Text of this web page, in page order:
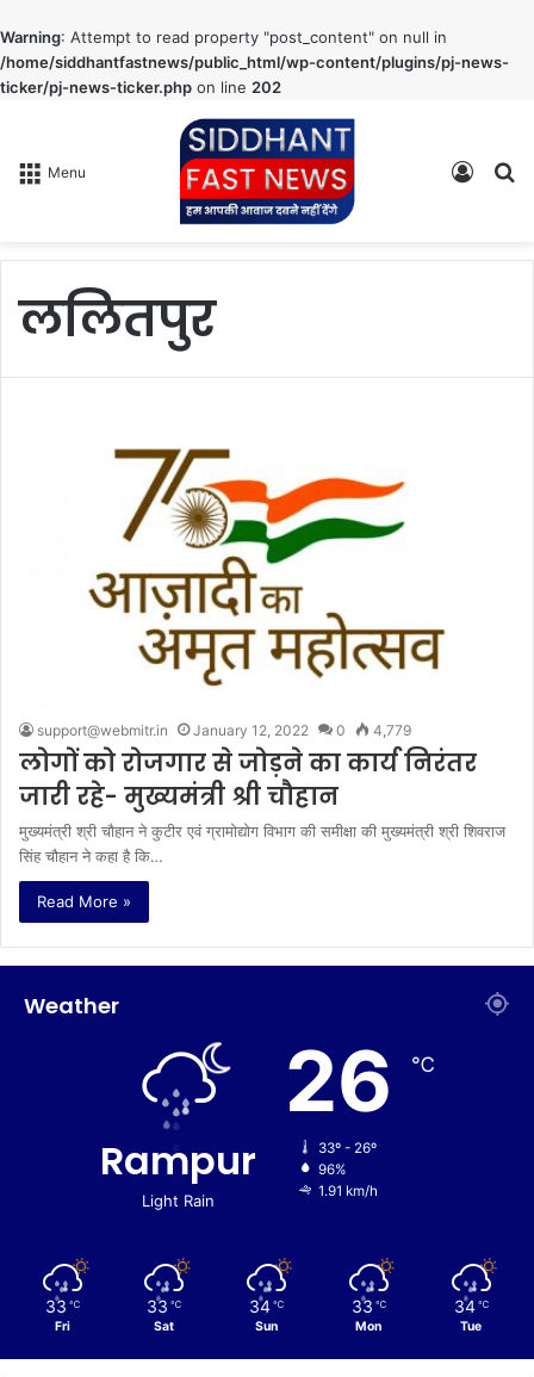
Warning: Attempt to read property "post_content" on null in
/home/siddhantfastnews/public_html/wp-content/plugins/pj-news-
ticker/pj-news-ticker.php on line 202
Menu
Log
ललितपुर
support@webmitr.in January 12, 2022 0 4,779
लोगों को रोजगार से जोड़ने का कार्य निरंतर
जारी रहे- मुख्यमंत्री श्री चौहान
मुख्यमंत्री श्री चौहान ने कुटीर एवं ग्रामोद्योग विभाग की समीक्षा की मुख्यमंत्री श्री शिवराज
सिंह चौहान ने कहा है कि…
Read More »
Weather
Rampur
Light Rain
26 ℃
33º - 26º
96%
1.91 km/h
33 ℃
Fri
33 ℃
Sat
34 ℃
Sun
33 ℃
Mon
34 ℃
Tue